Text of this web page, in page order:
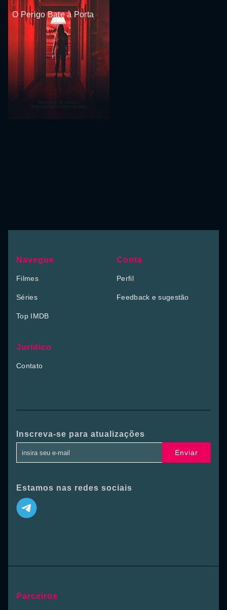
O Perigo Bate à Porta
Navegue
Filmes
Séries
Top IMDB
Conta
Perfil
Feedback e sugestão
Jurídico
Contato
Inscreva-se para atualizações
Enviar
Estamos nas redes sociais
Parceiros